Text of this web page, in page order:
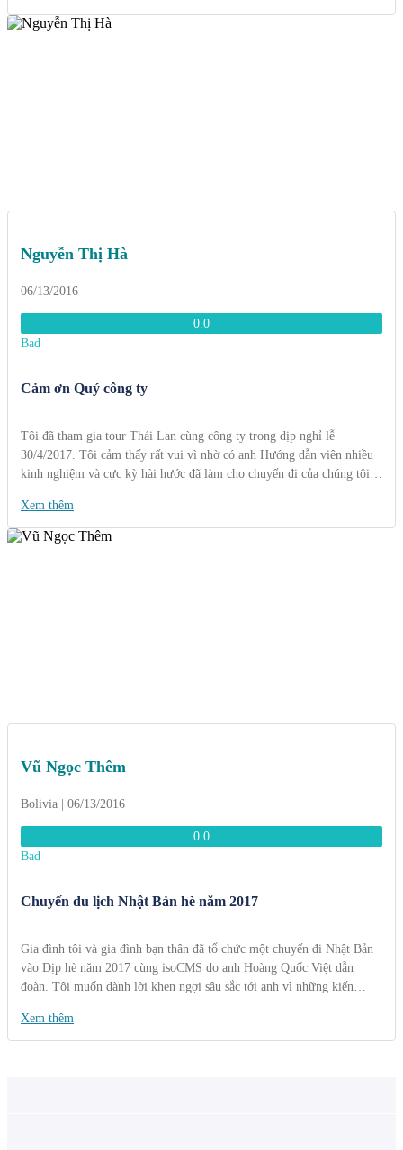
Nguyễn Thị Hà
06/13/2016
0.0
Bad
Cảm ơn Quý công ty
Tôi đã tham gia tour Thái Lan cùng công ty trong dịp nghỉ lễ
30/4/2017. Tôi cảm thấy rất vui vì nhờ có anh Hướng dẫn viên nhiều
kinh nghiệm và cực kỳ hài hước đã làm cho chuyến đi của chúng tôi
sở Chùa vàng Thái Lan.
Xem thêm
Vũ Ngọc Thêm
Bolivia | 06/13/2016
0.0
Bad
Chuyến du lịch Nhật Bản hè năm 2017
Gia đình tôi và gia đình bạn thân đã tổ chức một chuyến đi Nhật Bản
vào Dịp hè năm 2017 cùng isoCMS do anh Hoàng Quốc Việt dẫn
đoàn. Tôi muốn dành lời khen ngợi sâu sắc tới anh vì những kiến
phong tục, đất nước và con người Nhật Bản. Ngoài ra, chúng tôi cảm
thấy rất hài lòng về sự tận tình và nhiệt huyết của bạn HDV bên công
Xem thêm